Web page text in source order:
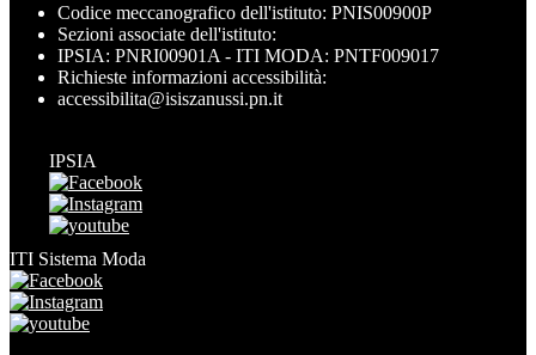
Codice meccanografico dell'istituto: PNIS00900P
Sezioni associate dell'istituto:
IPSIA: PNRI00901A - ITI MODA: PNTF009017
Richieste informazioni accessibilità:
accessibilita@isiszanussi.pn.it
IPSIA
ITI Sistema Moda